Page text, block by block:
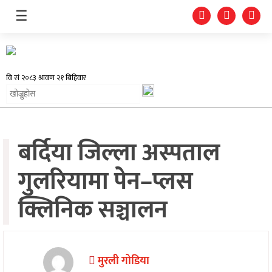
समाचार
प्रदेश
राजनीति
अर्थतन्त्र
अन्तर्राष्ट्रिय
☰
बर्दिया जिल्ला अस्पताल
गुलरियामा पेन–प्लस
क्लिनिक सञ्चालन
मुरली गोडिया